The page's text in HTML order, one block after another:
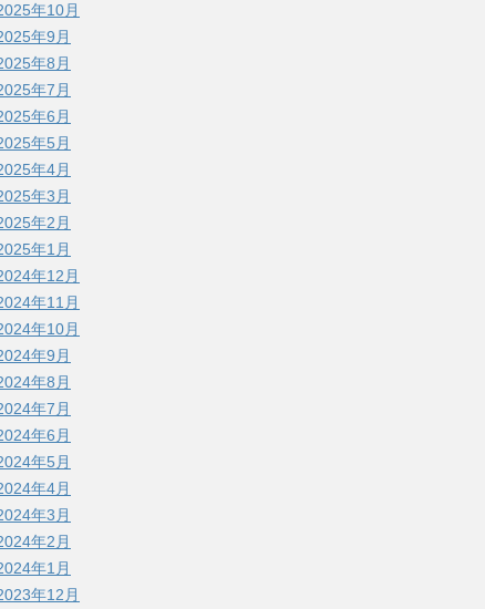
年10月
年9月
年8月
年7月
年6月
年5月
年4月
年3月
年2月
年1月
年12月
年11月
年10月
年9月
年8月
年7月
年6月
年5月
年4月
年3月
年2月
年1月
年12月